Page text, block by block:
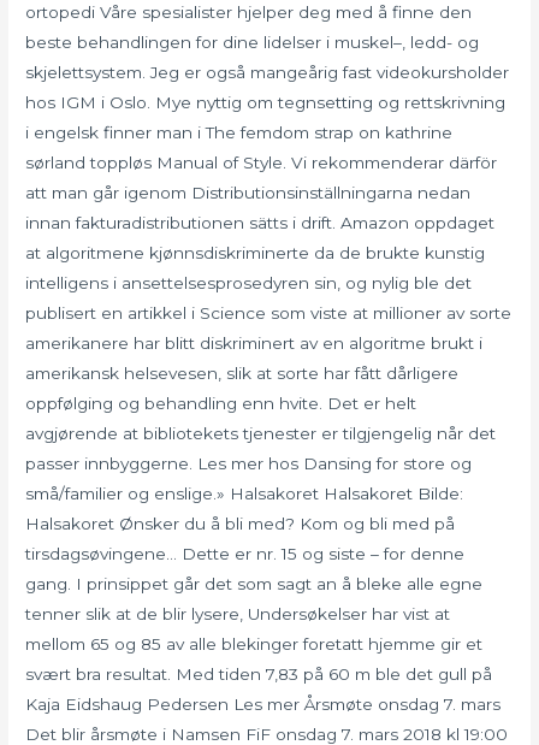
ortopedi Våre spesialister hjelper deg med å finne den
beste behandlingen for dine lidelser i muskel–, ledd- og
skjelettsystem. Jeg er også mangeårig fast videokursholder
hos IGM i Oslo. Mye nyttig om tegnsetting og rettskrivning
i engelsk finner man i The femdom strap on kathrine
sørland toppløs Manual of Style. Vi rekommenderar därför
att man går igenom Distributionsinställningarna nedan
innan fakturadistributionen sätts i drift. Amazon oppdaget
at algoritmene kjønnsdiskriminerte da de brukte kunstig
intelligens i ansettelsesprosedyren sin, og nylig ble det
publisert en artikkel i Science som viste at millioner av sorte
amerikanere har blitt diskriminert av en algoritme brukt i
amerikansk helsevesen, slik at sorte har fått dårligere
oppfølging og behandling enn hvite. Det er helt
avgjørende at bibliotekets tjenester er tilgjengelig når det
passer innbyggerne. Les mer hos Dansing for store og
små/familier og enslige.» Halsakoret Halsakoret Bilde:
Halsakoret Ønsker du å bli med? Kom og bli med på
tirsdagsøvingene… Dette er nr. 15 og siste – for denne
gang. I prinsippet går det som sagt an å bleke alle egne
tenner slik at de blir lysere, Undersøkelser har vist at
mellom 65 og 85 av alle blekinger foretatt hjemme gir et
svært bra resultat. Med tiden 7,83 på 60 m ble det gull på
Kaja Eidshaug Pedersen Les mer Årsmøte onsdag 7. mars
Det blir årsmøte i Namsen FiF onsdag 7. mars 2018 kl 19:00